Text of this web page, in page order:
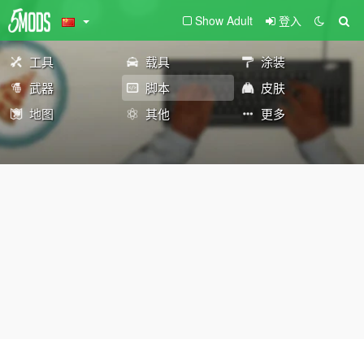
Show Adult 登入
工具 载具
涂装
武器
脚本
皮肤
地图
其他 更多